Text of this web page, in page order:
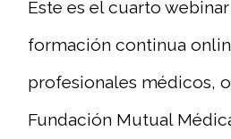
Este es el cuarto
formación continua
profesionales médicos,
Fundación Mutual